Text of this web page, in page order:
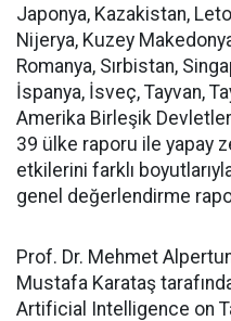
Japonya, Kazakistan,
Nijerya, Kuzey
Romanya, Sırbistan,
İspanya, İsveç, Tayvan,
Amerika Birleşik
39 ülke raporu ile yapay
etkilerini farklı
genel değerlendirme
Prof. Dr. Mehmet
Mustafa Karataş
Artificial Intelligence on